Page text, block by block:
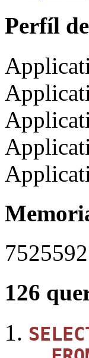
Perfíl
7525592
126